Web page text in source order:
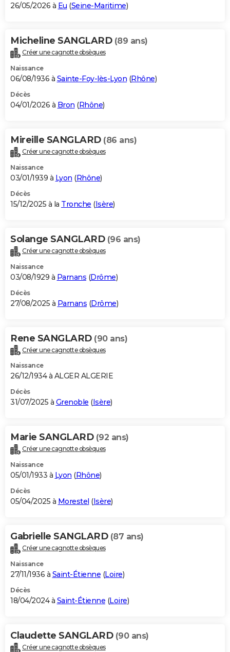
BONS PLANS
Carte de Noël
Carte Bonne année
Carte Saint-Valentin
Carte Pâques
Carte d'anniversaire
DICTIONNAIRE
Dictionnaire
Biographies
Citations
Expressions
Proverbes
PROGRAMME TV
S'inscrire
Se connecter
Lycées
Collèges
Primaires
Universités
Entreprises
Service militaire
Avis de recherche
AVIS DE DÉCÈS
Bricolage
Lifestyle
Culture
Sport
Auto
Television
Voyage
Cinema
26/05/2026 à Eu (Seine-Maritime)
Micheline SANGLARD (89 ans)
Créer une cagnotte obsèques
Naissance
06/08/1936 à Sainte-Foy-lès-Lyon (Rhône)
Décès
04/01/2026 à Bron (Rhône)
Mireille SANGLARD (86 ans)
Créer une cagnotte obsèques
Naissance
03/01/1939 à Lyon (Rhône)
Décès
15/12/2025 à la Tronche (Isère)
Solange SANGLARD (96 ans)
Créer une cagnotte obsèques
Naissance
03/08/1929 à Parnans (Drôme)
Décès
27/08/2025 à Parnans (Drôme)
Rene SANGLARD (90 ans)
Créer une cagnotte obsèques
Naissance
26/12/1934 à ALGER ALGERIE
Décès
31/07/2025 à Grenoble (Isère)
Marie SANGLARD (92 ans)
Créer une cagnotte obsèques
Naissance
05/01/1933 à Lyon (Rhône)
Décès
05/04/2025 à Morestel (Isère)
Gabrielle SANGLARD (87 ans)
Créer une cagnotte obsèques
Naissance
27/11/1936 à Saint-Étienne (Loire)
Décès
18/04/2024 à Saint-Étienne (Loire)
Claudette SANGLARD (90 ans)
Créer une cagnotte obsèques